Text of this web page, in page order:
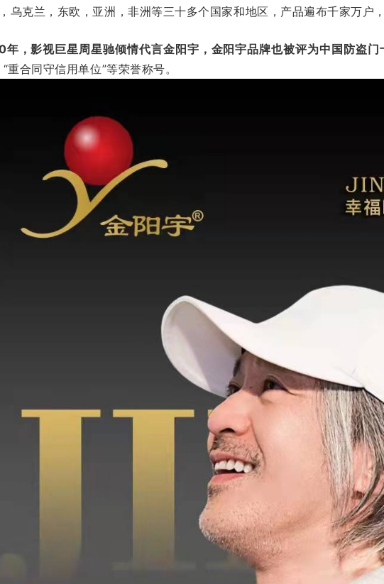
乌克兰，东欧，亚洲，非洲等三十多个国家和地区，产品遍布千家万户
年，影视巨星周星驰倾情代言金阳宇，金阳宇品牌也被评为中国防盗门
“重合同守信用单位”等荣誉称号。